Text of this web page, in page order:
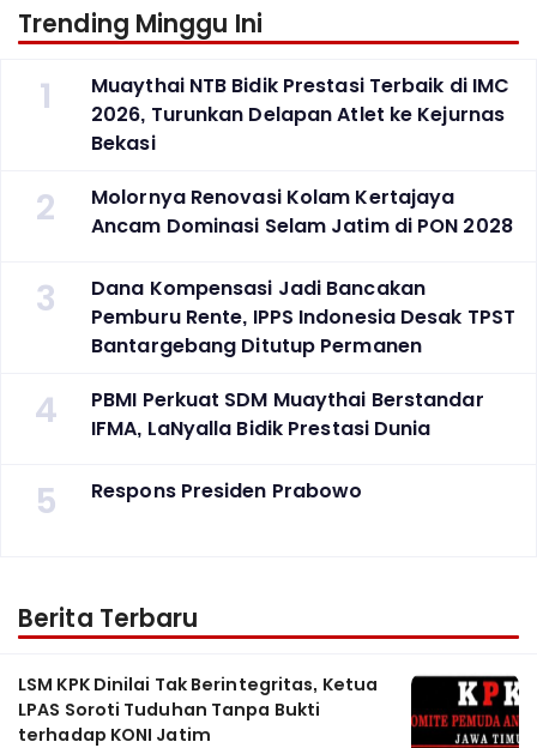
Trending Minggu Ini
1
Muaythai NTB Bidik Prestasi Terbaik di IMC
2026, Turunkan Delapan Atlet ke Kejurnas
Bekasi
2
Molornya Renovasi Kolam Kertajaya
Ancam Dominasi Selam Jatim di PON 2028
3
Dana Kompensasi Jadi Bancakan
Pemburu Rente, IPPS Indonesia Desak TPST
Bantargebang Ditutup Permanen
4
PBMI Perkuat SDM Muaythai Berstandar
IFMA, LaNyalla Bidik Prestasi Dunia
5 Respons Presiden Prabowo
Berita Terbaru
LSM KPK Dinilai Tak Berintegritas, Ketua
LPAS Soroti Tuduhan Tanpa Bukti
terhadap KONI Jatim